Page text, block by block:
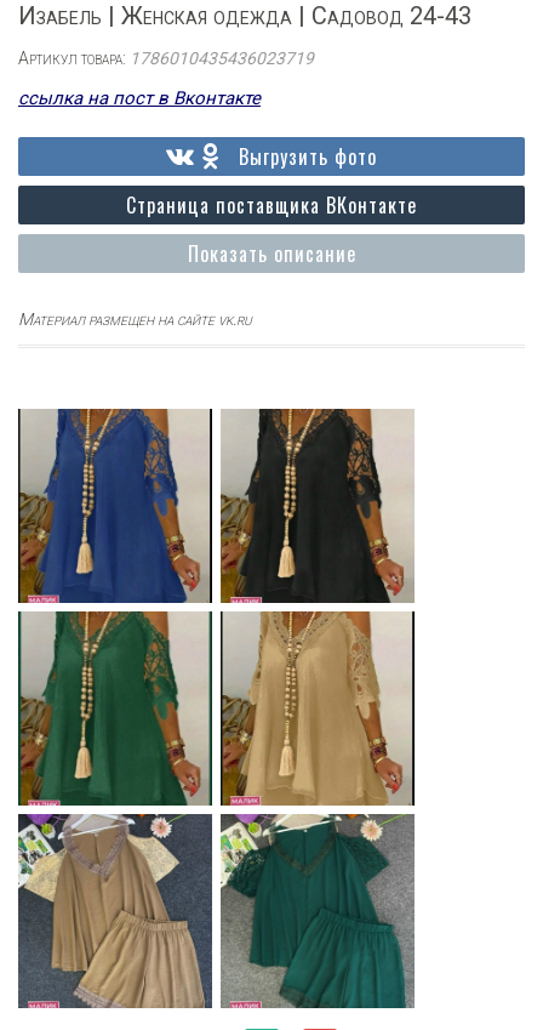
Изабель | Женская одежда | Садовод 24-43
Артикул товара: 1786010435436023719
ссылка на пост в Вконтакте
Показать описание
Страница поставщика ВКонтакте
Выгрузить фото
Материал размещен на сайте vk.ru